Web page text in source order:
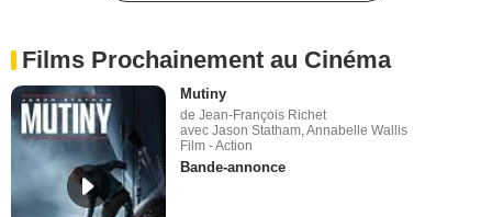
Films Prochainement au Cinéma
Mutiny
de Jean-François Richet
avec Jason Statham, Annabelle Wallis
Film - Action
Bande-annonce